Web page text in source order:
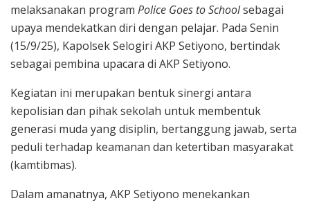
melaksanakan program Police Goes to Schoolsebagai
upaya mendekatkan diri dengan pelajar. Pada Senin
(15/9/25), Kapolsek Selogiri AKP Setiyono, bertindak
sebagai pembina upacara di AKP Setiyono.
Kegiatan ini merupakan bentuk sinergi antara
kepolisian dan pihak sekolah untuk membentuk
generasi muda yang disiplin, bertanggung jawab, serta
peduli terhadap keamanan dan ketertiban masyarakat
(kamtibmas).
Dalam amanatnya, AKP Setiyono menekankan